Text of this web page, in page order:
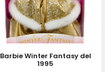
Barbie Winter Fantasy del
1995